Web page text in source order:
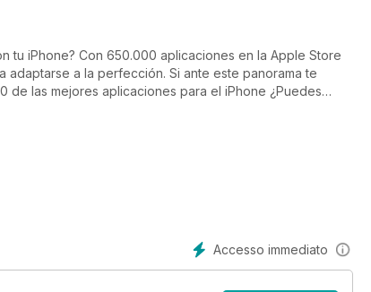
tu iPhone? Con 650.000 aplicaciones en la Apple Store
adaptarse a la perfección. Si ante este panorama te
las mejores aplicaciones para el iPhone ¿Puedes
Accesso immediato